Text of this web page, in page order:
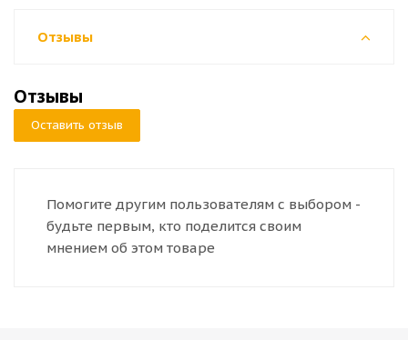
Отзывы
Отзывы
Оставить отзыв
Помогите другим пользователям с выбором -
будьте первым, кто поделится своим
мнением об этом товаре